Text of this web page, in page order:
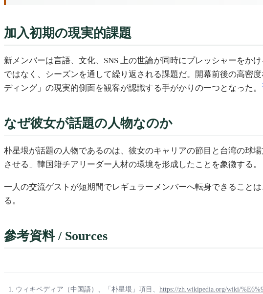
加入初期の現実的課題
新メンバーは言語、文化、SNS 上の世論が同時にプレッシャーをか
ではなく、シーズンを通して繰り返される課題だ。開幕前後の高密
ディング」の現実的側面を観客が認識する手がかりの一つとなった。
なぜ彼女が話題の人物なのか
朴星垠が話題の人物であるのは、彼女のキャリアの節目と台湾の球
させる」韓国籍チアリーダー人材の環境を形成したことを象徴する。
一人の交流ゲストが短期間でレギュラーメンバーへ転身できること
る。
參考資料 / Sources
ウィキペディア（中国語）、「朴星垠」項目、 https://zh.wikipedia.org/wiki/